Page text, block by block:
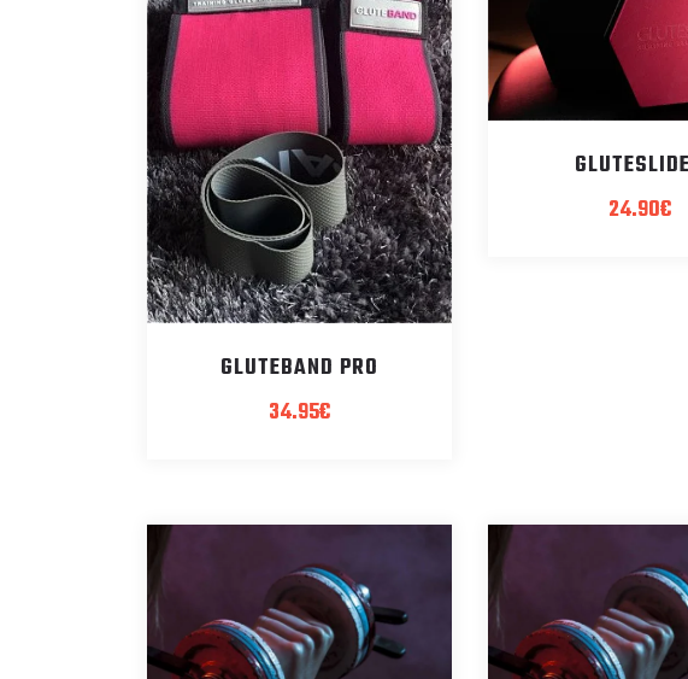
GLUTEBAND PRO
34.95€
24.90€